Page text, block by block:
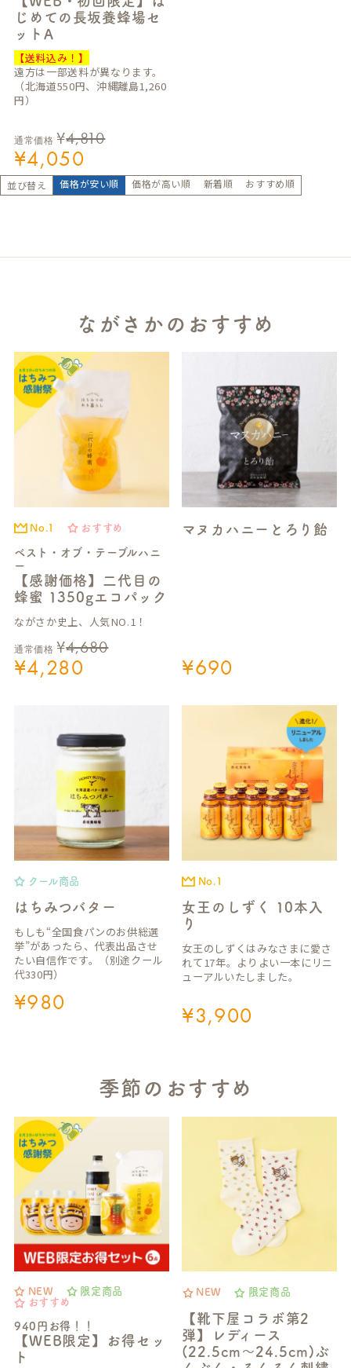
じめての長坂養蜂場セ
ットA
【送料込み！】
遠方は一部送料が異なります。
（北海道550円、沖縄離島1,260
円）
通常価格 ¥4,810
¥4,050
並び替え 価格が安い順 価格が高い順 新着順 おすすめ順
ながさかのおすすめ
No.1 おすすめ
ベスト・オブ・テーブルハニ
ー
【感謝価格】二代目の
蜂蜜 1350gエコパック
ながさか史上、人気NO.1！
通常価格 ¥4,680
¥4,280
マヌカハニーとろり飴
¥690
クール商品
はちみつバター
もしも“全国食パンのお供総選
挙”があったら、代表出品させ
たい自信作です。（別途クール
代330円）
¥980
No.1
女王のしずく 10本入
り
女王のしずくはみなさまに愛さ
れて17年。よりよい一本にリニ
ューアルいたしました。
¥3,900
季節のおすすめ
NEW
限定商品
おすすめ
940円お得！！
【WEB限定】お得セッ
ト
NEW 限定商品
【靴下屋コラボ第2
弾】レディース
(22.5cm～24.5cm)ぶ